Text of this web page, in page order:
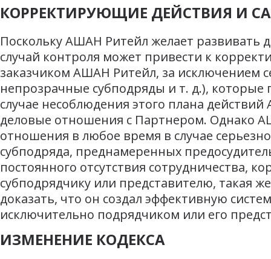
КОРРЕКТИРУЮЩИЕ ДЕЙСТВИЯ И
Поскольку АШАН Ритейл желает
случай контроля может привести к
заказчиком АШАН Ритейл, за исключением
непрозрачные субподряды и т. д.),
случае несоблюдения этого плана
деловые отношения с Партнером. Однако
отношения в любое время в случае
субподряда, преднамеренных
постоянного отсутствия сотрудничества,
субподрядчику или представителю, такая
доказать, что он создал эффективную
исключительно подрядчиком или его
ИЗМЕНЕНИЕ КОДЕКСА